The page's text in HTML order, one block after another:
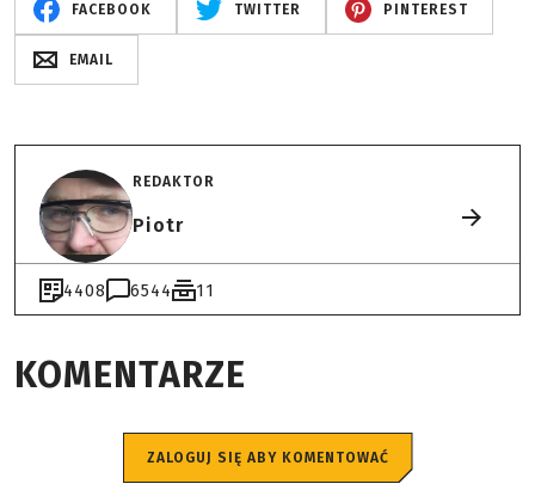
FACEBOOK TWITTER PINTEREST
EMAIL
REDAKTOR
Piotr
4408 6544 11
KOMENTARZE
ZALOGUJ SIĘ ABY KOMENTOWAĆ